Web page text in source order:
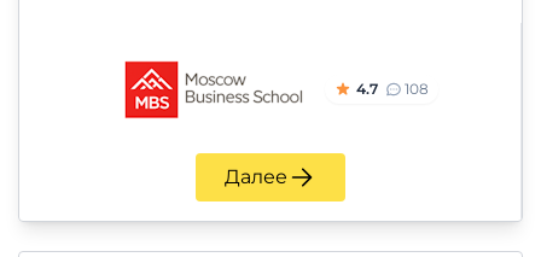
4.7 108
Далее